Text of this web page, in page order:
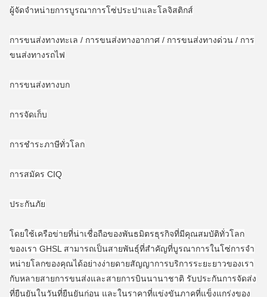
ผู้จัดจําหน่ายการบูรณาการโซ่ประปาและโลจิสติกส์
การขนส่งทางทะเล / การขนส่งทางอากาศ / การขนส่งทางด่วน / การ
ขนส่งทางรถไฟ
การขนส่งทางบก
การจัดเก็บ
การชําระภาษีทั่วโลก
การสมัคร CIQ
ประกันภัย
โดยใช้เครือข่ายที่น่าเชื่อถือของพันธมิตรธุรกิจที่มีคุณสมบัติทั่วโลก
ของเรา GHSL สามารถเป็นสายพันธุ์ที่สําคัญที่บูรณาการในโซ่การจํา
หน่ายโลกของคุณได้อย่างง่ายดายสัญญาการบริการระยะยาวของเรา
กับหลายสายการขนส่งและสายการบินนานาชาติ รับประกันการจัดส่ง
ที่ยืนยันในวันที่ยืนยันก่อน และในราคาที่แข่งขันภาคที่แข็งแกร่งของ